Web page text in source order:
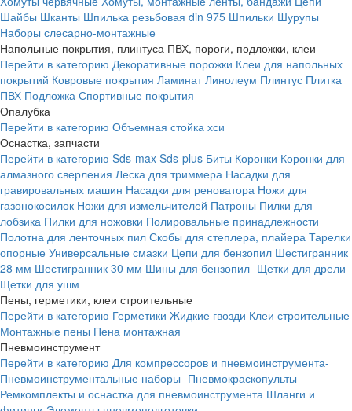
Шайбы Шканты Шпилька резьбовая din 975 Шпильки Шурупы
Наборы слесарно-монтажные
Напольные покрытия, плинтуса ПВХ, пороги, подложки, клеи
Перейти в категорию Декоративные порожки Клеи для напольных
покрытий Ковровые покрытия Ламинат Линолеум Плинтус Плитка
ПВХ Подложка Спортивные покрытия
Опалубка
Перейти в категорию Объемная стойка хси
Оснастка, запчасти
Перейти в категорию Sds-max Sds-plus Биты Коронки Коронки для
алмазного сверления Леска для триммера Насадки для
гравировальных машин Насадки для реноватора Ножи для
газонокосилок Ножи для измельчителей Патроны Пилки для
лобзика Пилки для ножовки Полировальные принадлежности
Полотна для ленточных пил Скобы для степлера, плайера Тарелки
опорные Универсальные смазки Цепи для бензопил Шестигранник
28 мм Шестигранник 30 мм Шины для бензопил- Щетки для дрели
Щетки для ушм
Пены, герметики, клеи строительные
Перейти в категорию Герметики Жидкие гвозди Клеи строительные
Монтажные пены Пена монтажная
Пневмоинструмент
Перейти в категорию Для компрессоров и пневмоинструмента-
Пневмоинструментальные наборы- Пневмокраскопульты-
Ремкомплекты и оснастка для пневмоинструмента Шланги и